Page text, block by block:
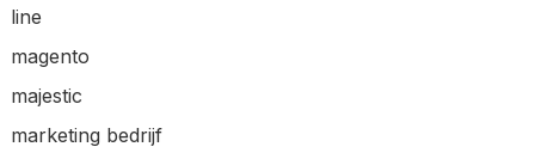
line
magento
majestic
marketing bedrijf